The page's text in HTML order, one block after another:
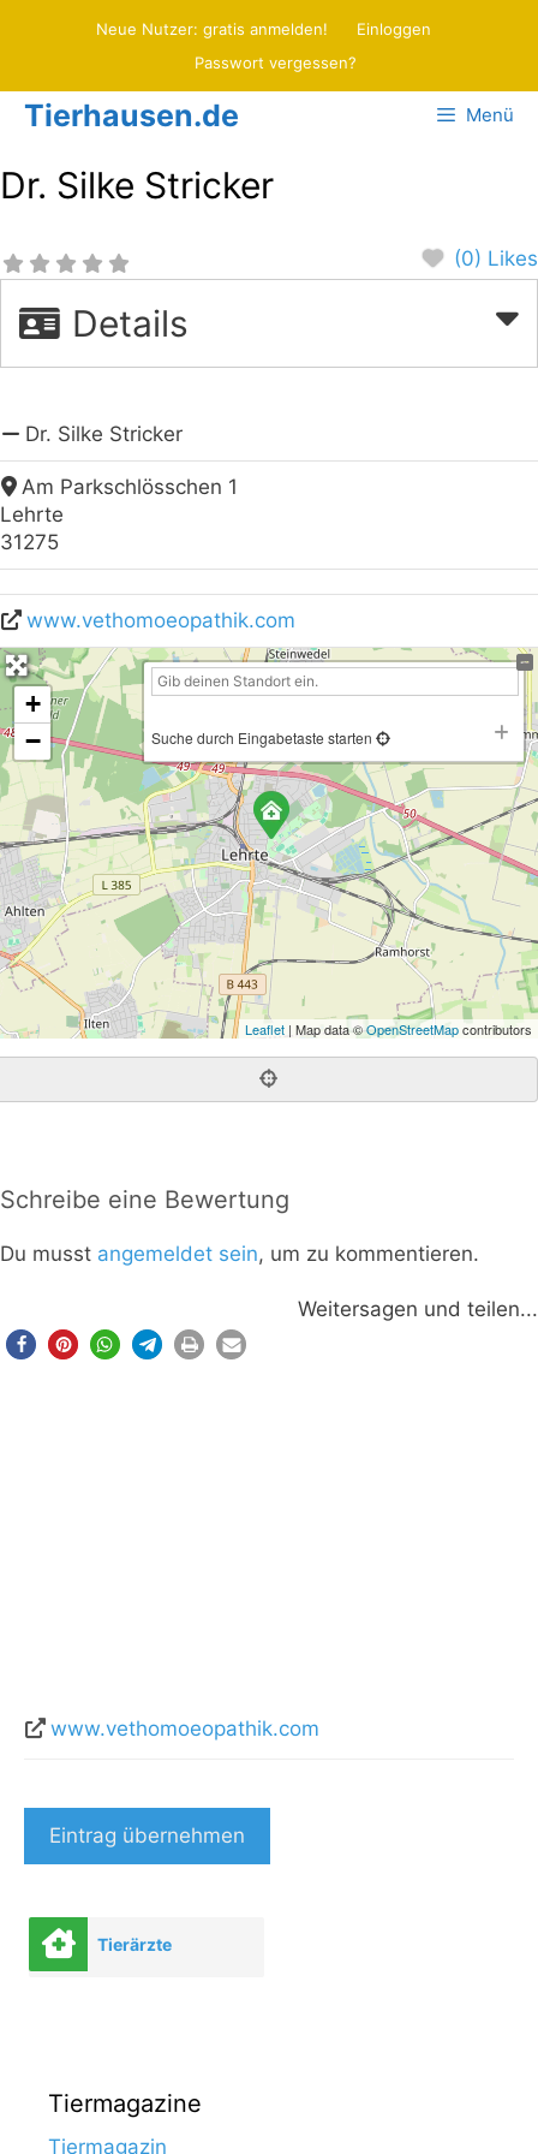
Neue Nutzer: gratis anmelden!
Einloggen
Passwort vergessen?
Tierhausen.de Menü
Dr. Silke Stricker
(0) Likes
Details
Dr. Silke Stricker
Am Parkschlösschen 1
Lehrte
31275
www.vethomoeopathik.com
+
−
Suche durch Eingabetaste starten
Leaflet | Map data ©OpenStreetMapcontributors
Schreibe eine Bewertung
Du musst angemeldet sein, um zu kommentieren.
Weitersagen und teilen...
www.vethomoeopathik.com
Eintrag übernehmen
Tierärzte
Tiermagazine
Tiermagazin